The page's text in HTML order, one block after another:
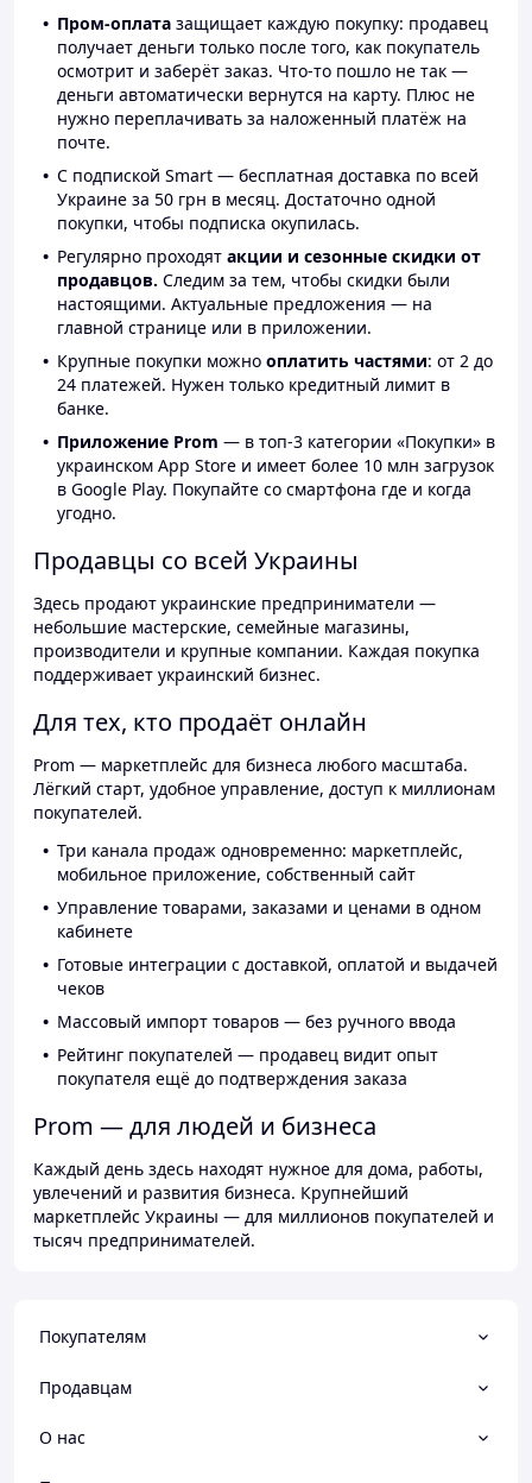
Пром-оплата защищает каждую покупку: продавец
получает деньги только после того, как покупатель
осмотрит и заберёт заказ. Что-то пошло не так —
деньги автоматически вернутся на карту. Плюс не
нужно переплачивать за наложенный платёж на
почте.
С подпиской Smart — бесплатная доставка по всей
Украине за 50 грн в месяц. Достаточно одной
покупки, чтобы подписка окупилась.
Регулярно проходят акции и сезонные скидки от
продавцов. Следим за тем, чтобы скидки были
настоящими. Актуальные предложения — на
главной странице или в приложении.
Крупные покупки можно оплатить частями: от 2 до
24 платежей. Нужен только кредитный лимит в
банке.
Приложение Prom — в топ-3 категории «Покупки» в
украинском App Store и имеет более 10 млн загрузок
в Google Play. Покупайте со смартфона где и когда
угодно.
Продавцы со всей Украины
Здесь продают украинские предприниматели —
небольшие мастерские, семейные магазины,
производители и крупные компании. Каждая покупка
поддерживает украинский бизнес.
Для тех, кто продаёт онлайн
Prom — маркетплейс для бизнеса любого масштаба.
Лёгкий старт, удобное управление, доступ к миллионам
покупателей.
Три канала продаж одновременно: маркетплейс,
мобильное приложение, собственный сайт
Управление товарами, заказами и ценами в одном
кабинете
Готовые интеграции с доставкой, оплатой и выдачей
чеков
Массовый импорт товаров — без ручного ввода
Рейтинг покупателей — продавец видит опыт
покупателя ещё до подтверждения заказа
Prom — для людей и бизнеса
Каждый день здесь находят нужное для дома, работы,
увлечений и развития бизнеса. Крупнейший
маркетплейс Украины — для миллионов покупателей и
тысяч предпринимателей.
Покупателям
Продавцам
О нас